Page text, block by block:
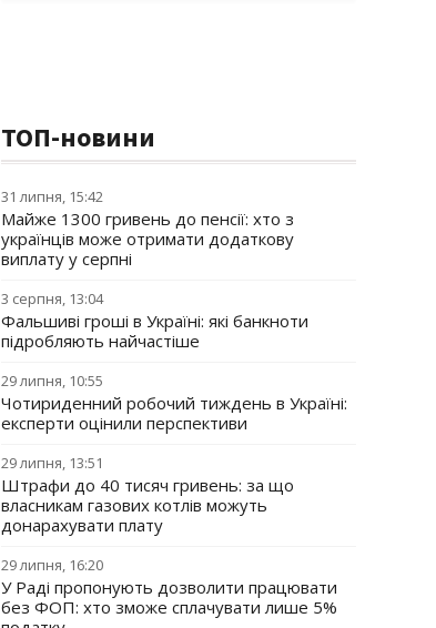
ТОП-новини
31 липня, 15:42
Майже 1300 гривень до пенсії: хто з
українців може отримати додаткову
виплату у серпні
3 серпня, 13:04
Фальшиві гроші в Україні: які банкноти
підробляють найчастіше
29 липня, 10:55
Чотириденний робочий тиждень в Україні:
експерти оцінили перспективи
29 липня, 13:51
Штрафи до 40 тисяч гривень: за що
власникам газових котлів можуть
донарахувати плату
29 липня, 16:20
У Раді пропонують дозволити працювати
без ФОП: хто зможе сплачувати лише 5%